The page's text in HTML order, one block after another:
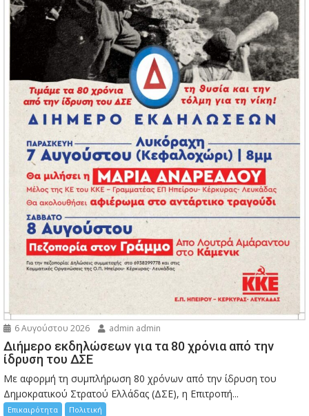
6 Αυγούστου 2026 admin admin
Διήμερο εκδηλώσεων για τα 80 χρόνια από την
ίδρυση του ΔΣΕ
Με αφορμή τη συμπλήρωση 80 χρόνων από την ίδρυση του
Δημοκρατικού Στρατού Ελλάδας (ΔΣΕ), η Επιτροπή...
Επικαιρότητα Πολιτική